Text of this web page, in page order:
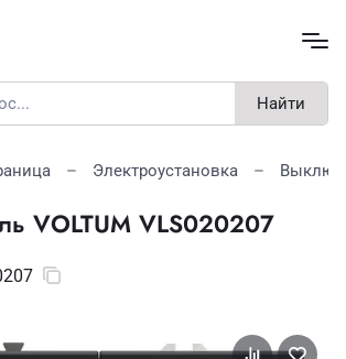
Найти
Электроустановка
VOLTUM VLS020207